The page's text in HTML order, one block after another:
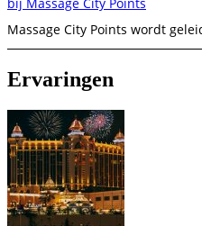
bij Massage City Points
Massage City Points wordt
Ervaringen